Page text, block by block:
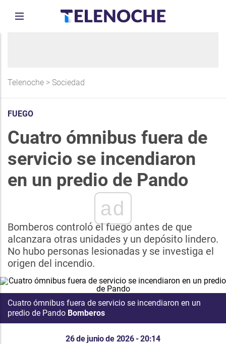
Telenoche > Sociedad
FUEGO
Cuatro ómnibus fuera de
servicio se incendiaron
en un predio de Pando
ad
Bomberos controló el fuego antes de que
alcanzara otras unidades y un depósito lindero.
No hubo personas lesionadas y se investiga el
origen del incendio.
Cuatro ómnibus fuera de servicio se incendiaron en un
predio de Pando Bomberos
26 de junio de 2026 - 20:14